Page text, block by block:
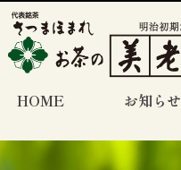
HOME お知らせ